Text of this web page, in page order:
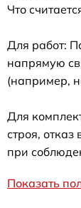
Что
Для работ:
напрямую
(например,
Для
строя,
при
Показать